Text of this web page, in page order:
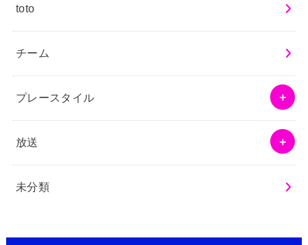
toto
チーム
プレースタイル
放送
未分類